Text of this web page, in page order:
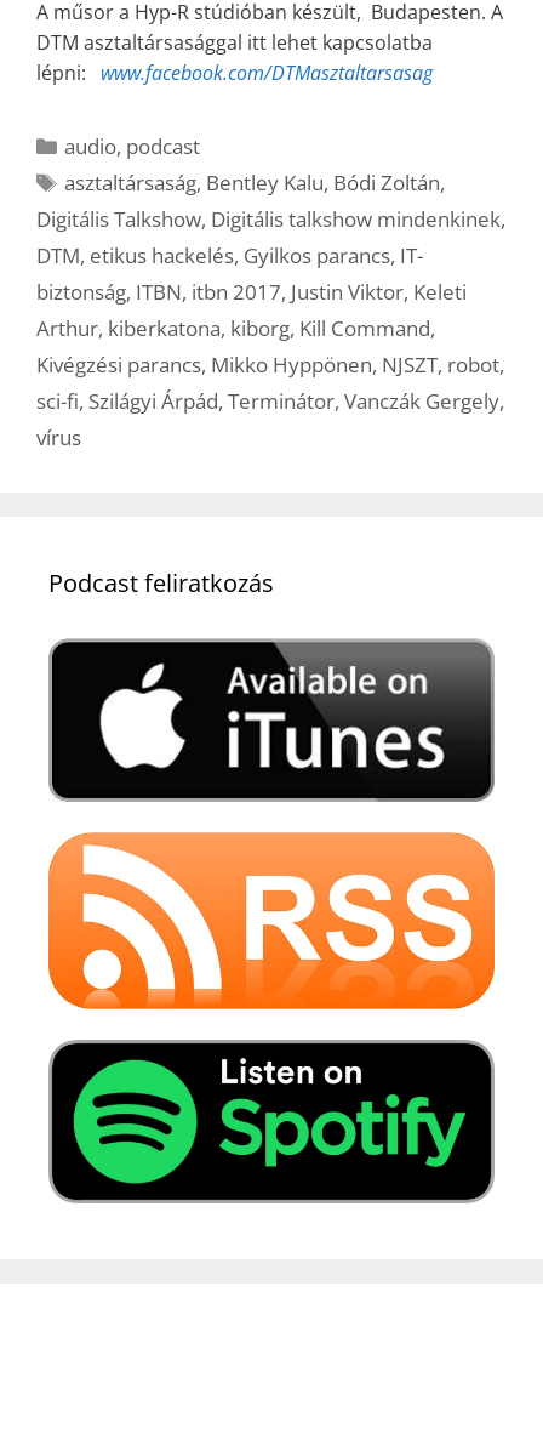
A műsor a Hyp-R stúdióban készült, Budapesten. A
DTM asztaltársasággal itt lehet kapcsolatba
lépni:
www.facebook.com/DTMasztaltarsasag
Kategória
audio, podcast
Címkék
asztaltársaság, Bentley Kalu, Bódi Zoltán,
Digitális Talkshow, Digitális talkshow mindenkinek,
DTM, etikus hackelés, Gyilkos parancs, IT-
biztonság, ITBN, itbn 2017, Justin Viktor, Keleti
Arthur, kiberkatona, kiborg, Kill Command,
Kivégzési parancs, Mikko Hyppönen, NJSZT, robot,
sci-fi, Szilágyi Árpád, Terminátor, Vanczák Gergely,
vírus
Podcast feliratkozás